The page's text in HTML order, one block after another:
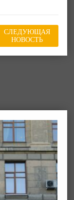
СЛЕДУЮЩАЯ
НОВОСТЬ